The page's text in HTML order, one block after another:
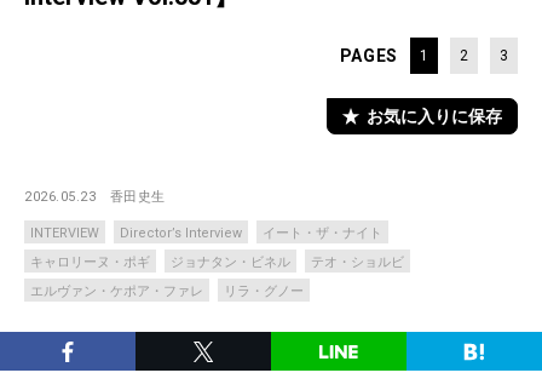
PAGES 1 2 3
お気に入りに保存
2026.05.23 香田史生
INTERVIEW Director’s Interview
イート・ザ・ナイト
キャロリーヌ・ポギ
ジョナタン・ビネル
テオ・ショルビ
エルヴァン・ケポア・ファレ
リラ・グノー